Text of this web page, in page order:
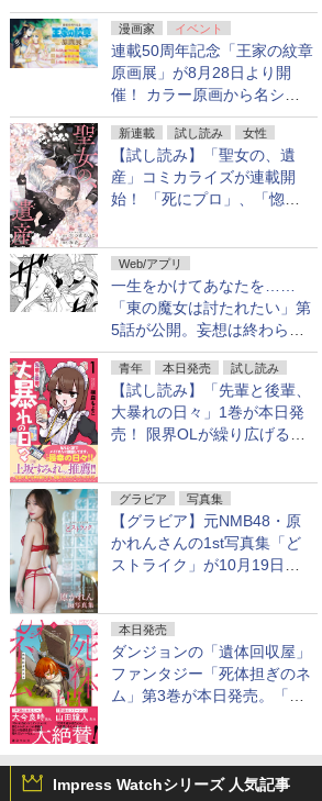
へ」などが最大50％オフ！
「白泉社 夏の大割引セー
ル」が開催中！
漫画家 イベント
連載50周年記念「王家の紋章
原画展」が8月28日より開
催！ カラー原画から名シー
ンの原稿まで
新連載 試し読み 女性
【試し読み】「聖女の、遺
産」コミカライズが連載開
始！ 「死にプロ」、「惚れ
Web/アプリ
一生をかけてあなたを……
「東の魔女は討たれたい」第
5話が公開。妄想は終わらな
い
青年 本日発売 試し読み
【試し読み】「先輩と後輩、
大暴れの日々」1巻が本日発
売！ 限界OLが繰り広げる禁
グラビア 写真集
【グラビア】元NMB48・原
かれんさんの1st写真集「ど
ストライク」が10月19日発
本日発売
ダンジョンの「遺体回収屋」
ファンタジー「死体担ぎのネ
ム」第3巻が本日発売。「フ
Impress Watchシリーズ 人気記事